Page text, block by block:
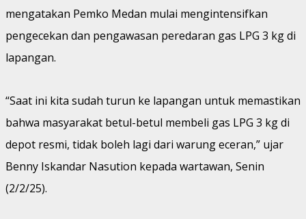
mengatakan Pemko Medan mulai mengintensifkan
pengecekan dan pengawasan peredaran gas LPG 3 kg di
lapangan.
“Saat ini kita sudah turun ke lapangan untuk memastikan
bahwa masyarakat betul-betul membeli gas LPG 3 kg di
depot resmi, tidak boleh lagi dari warung eceran,” ujar
Benny Iskandar Nasution kepada wartawan, Senin
(2/2/25).